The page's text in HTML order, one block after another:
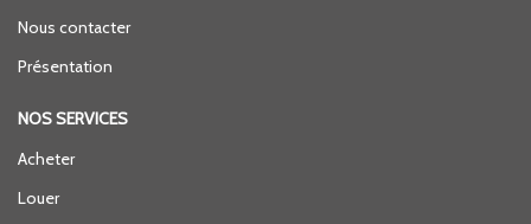
Nous contacter
Présentation
NOS SERVICES
Acheter
Louer